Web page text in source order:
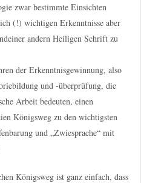
zwar bestimmte Einsichten
(!) wichtigen Erkenntnisse aber
andern Heiligen Schrift zu
der Erkenntnisgewinnung, also
und -überprüfung, die
Arbeit bedeuten, einen
Königsweg zu den wichtigsten
und „Zwiesprache“ mit
Königsweg ist ganz einfach, dass